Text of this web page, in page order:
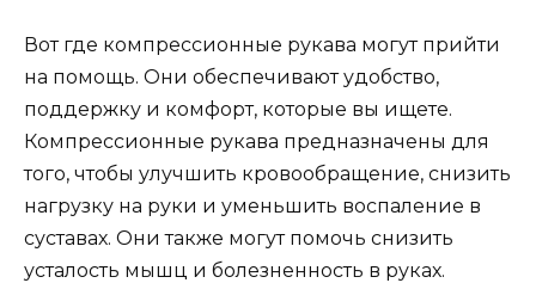
Вот где компрессионные рукава могут прийти
на помощь. Они обеспечивают удобство,
поддержку и комфорт, которые вы ищете.
Компрессионные рукава предназначены для
того, чтобы улучшить кровообращение, снизить
нагрузку на руки и уменьшить воспаление в
суставах. Они также могут помочь снизить
усталость мышц и болезненность в руках.